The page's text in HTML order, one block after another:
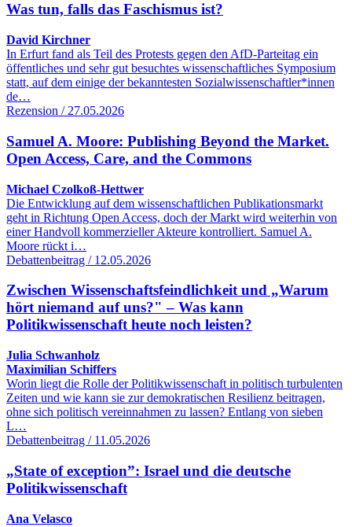
Was tun, falls das Faschismus ist?
David Kirchner
In Erfurt fand als Teil des Protests gegen den AfD-Parteitag ein
öffentliches und sehr gut besuchtes wissenschaftliches Symposium
statt, auf dem einige der bekanntesten Sozialwissenschaftler*innen
de…
Rezension / 27.05.2026
Samuel A. Moore: Publishing Beyond the Market.
Open Access, Care, and the Commons
Michael Czolkoß-Hettwer
Die Entwicklung auf dem wissenschaftlichen Publikationsmarkt
geht in Richtung Open Access, doch der Markt wird weiterhin von
einer Handvoll kommerzieller Akteure kontrolliert. Samuel A.
Moore rückt i…
Debattenbeitrag / 12.05.2026
Zwischen Wissenschaftsfeindlichkeit und „Warum
hört niemand auf uns?" – Was kann
Politikwissenschaft heute noch leisten?
Julia Schwanholz
Maximilian Schiffers
Worin liegt die Rolle der Politikwissenschaft in politisch turbulenten
Zeiten und wie kann sie zur demokratischen Resilienz beitragen,
ohne sich politisch vereinnahmen zu lassen? Entlang von sieben
L…
Debattenbeitrag / 11.05.2026
„State of exception”: Israel und die deutsche
Politikwissenschaft
Ana Velasco